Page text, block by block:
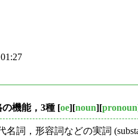
の機能，3種 [oe][noun][pronoun
詞，形容詞などの実詞